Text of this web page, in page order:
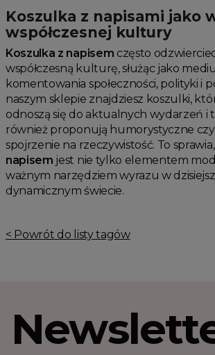
Koszulka z napisami jako
współczesnej kultury
Koszulka z napisem często
współczesną kulturę, służąc jako
komentowania społeczności, polityki i
naszym sklepie znajdziesz koszulki,
odnoszą się do aktualnych wydarzeń i
również proponują humorystyczne
spojrzenie na rzeczywistość. To
napisem jest nie tylko elementem
ważnym narzędziem wyrazu w
dynamicznym świecie.
< Powrót do listy tagów